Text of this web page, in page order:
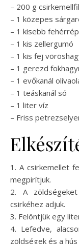
– 200 g
– 1 közepes
– 1 kisebb
– 1 kis zellergumó
– 1 kis fej
– 1 gerezd
– 1 evőkanál
– 1 teáskanál só
– 1 liter víz
– Friss
1. A csirkemellet
megpirítjuk.
2. A
csirkéhez adjuk.
3. Felöntjük egy
4. Lefedve,
zöldségek és a hús